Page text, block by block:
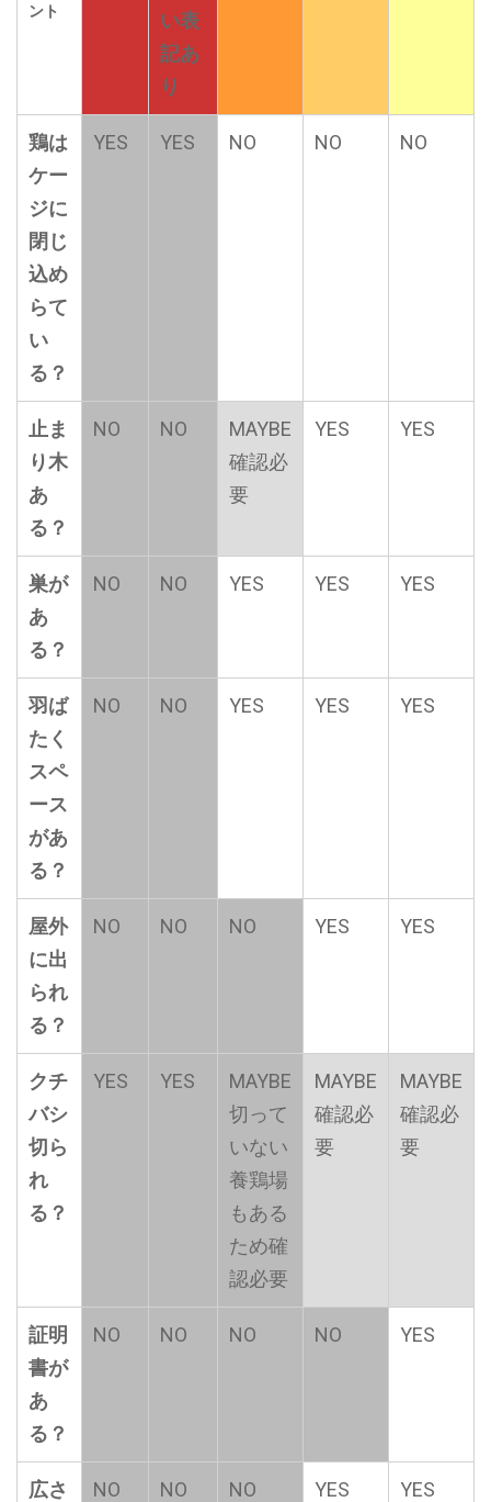
い表
記あ
り
ント
鶏は
ケー
ジに
閉じ
込め
らて
い
る？
YES YES NO NO NO
止ま
り木
あ
る？
NO NO
MAYBE
確認必
要
YES YES
巣が
あ
る？
NO NO YES YES YES
羽ば
たく
スペ
ース
があ
る？
NO NO YES YES YES
屋外
に出
られ
る？
NO NO NO YES YES
クチ
バシ
切ら
れ
る？
YES YES
MAYBE
切って
いない
養鶏場
もある
ため確
認必要
MAYBE
確認必
要
MAYBE
確認必
要
証明
書が
あ
る？
NO NO NO NO YES
広さ NO NO NO YES YES